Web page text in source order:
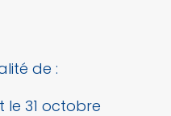
de :
le 31 octobre